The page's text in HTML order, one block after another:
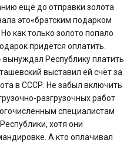
ещё до отправки золота
это«братским подарком
как только золото попало
придётся оплатить.
вынуждал Республику платить
выставил ей счёт за
в СССР. Не забыл включить
разгрузочных работ
специалистам
хотя они
А кто оплачивал